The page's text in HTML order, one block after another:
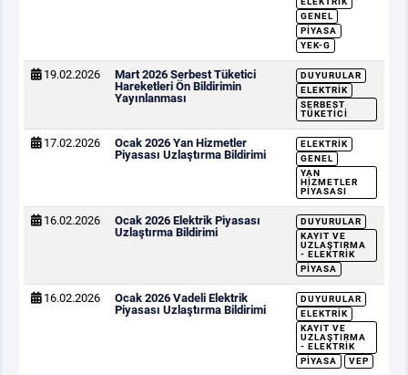
GENEL
PIYASA
YEK-G
19.02.2026
Mart 2026 Serbest Tüketici
Hareketleri Ön Bildirimin
Yayınlanması
DUYURULAR
ELEKTRIK
SERBEST
TÜKETICI
17.02.2026
Ocak 2026 Yan Hizmetler
Piyasası Uzlaştırma Bildirimi
ELEKTRIK
GENEL
YAN
HIZMETLER
PIYASASI
16.02.2026
Ocak 2026 Elektrik Piyasası
Uzlaştırma Bildirimi
DUYURULAR
KAYIT VE
UZLAŞTIRMA
- ELEKTRIK
PIYASA
16.02.2026
Ocak 2026 Vadeli Elektrik
Piyasası Uzlaştırma Bildirimi
DUYURULAR
ELEKTRIK
KAYIT VE
UZLAŞTIRMA
- ELEKTRIK
PIYASA
VEP